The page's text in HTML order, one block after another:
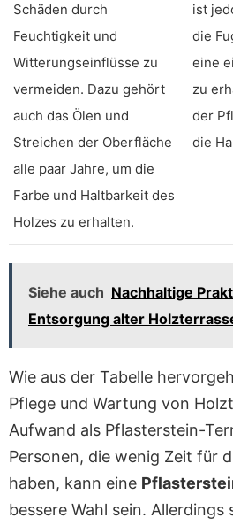
Schäden durch
Feuchtigkeit und
Witterungseinflüsse zu
vermeiden. Dazu gehört
auch das Ölen und
Streichen der Oberfläche
alle paar Jahre, um die
Farbe und Haltbarkeit des
Holzes zu erhalten.
ist
die
eine
zu
der
die
Siehe auch Nachhaltige
Entsorgung alter
Wie aus der Tabelle
Pflege und Wartung von
Aufwand als Pflasterstein-
Personen, die wenig Zeit für
haben, kann eine
bessere Wahl sein. Allerdings